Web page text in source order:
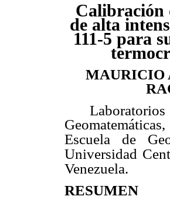
Calibración
de alta
111-5 para
MAURICIO

Escuela de
Universidad
Venezuela.
RESUMEN